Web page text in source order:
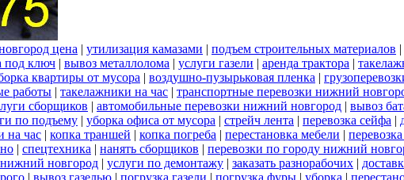
цена | утилизация камазами | подъем строительных материалов |
под ключ | вывоз металлолома | услуги газели | аренда трактора |
квартиры от мусора | воздушно-пузырьковая пленка |
работы | такелажники на час | транспортные перевозки нижний
сборщиков | автомобильные перевозки нижний новгород | вывоз
по подъему | уборка офиса от мусора | стрейч лента | перевозка сейфа |
на час | копка траншей | копка погреба | перестановка мебели |
| спецтехника | нанять сборщиков | перевозки по городу нижний
нижний новгород | услуги по демонтажу | заказать разнорабочих |